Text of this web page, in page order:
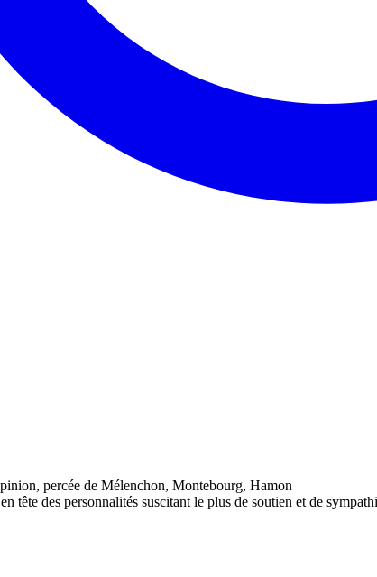
tête des personnalités suscitant le plus de soutien et de